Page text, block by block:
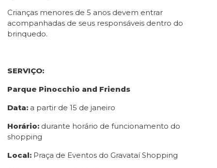
Crianças menores de 5 anos devem entrar
acompanhadas de seus responsáveis dentro do
brinquedo.
SERVIÇO:
Parque Pinocchio and Friends
Data: a partir de 15 de janeiro
Horário: durante horário de funcionamento do
shopping
Local: Praça de Eventos do Gravataí Shopping